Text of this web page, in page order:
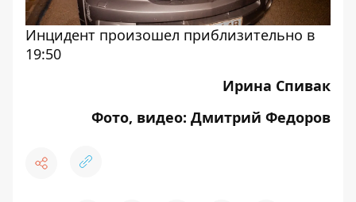
Инцидент произошел приблизительно в
19:50
Ирина Спивак
Фото, видео: Дмитрий Федоров